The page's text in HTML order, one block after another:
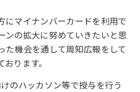
にマイナンバーカードを利用で
ンの拡大に努めていきたいと思
た機会を通して周知広報をして
ります。
のハッカソン等で授与を行う